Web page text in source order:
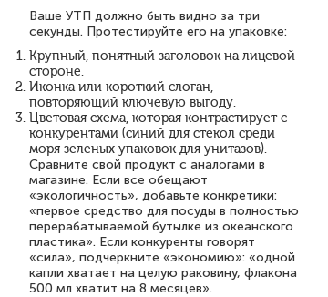
Ваше УТП должно быть видно за три
секунды. Протестируйте его на упаковке:
Крупный, понятный заголовок на лицевой
стороне.
Иконка или короткий слоган,
повторяющий ключевую выгоду.
Цветовая схема, которая контрастирует с
конкурентами (синий для стекол среди
моря зеленых упаковок для унитазов).
Сравните свой продукт с аналогами в
магазине. Если все обещают
«экологичность», добавьте конкретики:
«первое средство для посуды в полностью
перерабатываемой бутылке из океанского
пластика». Если конкуренты говорят
«сила», подчеркните «экономию»: «одной
капли хватает на целую раковину, флакона
500 мл хватит на 8 месяцев».